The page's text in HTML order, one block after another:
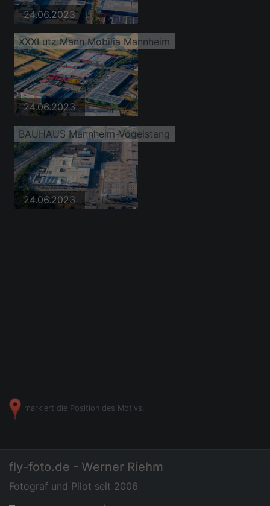
24.06.2023
XXXLutz Mann Mobilia Mannheim
24.06.2023
BAUHAUS Mannheim-Vogelstang
24.06.2023
markiert die Position des Motivs.
fly-foto.de - Werner Riehm
Fotograf und Pilot seit 2006